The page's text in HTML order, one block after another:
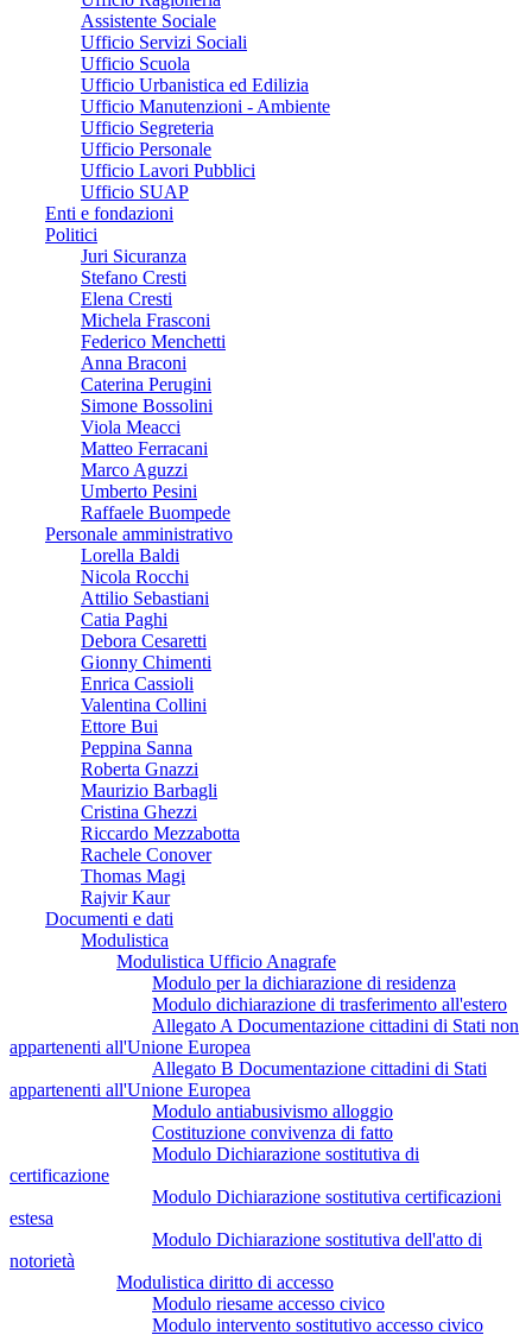
Assistente Sociale
Ufficio Servizi Sociali
Ufficio Scuola
Ufficio Urbanistica ed Edilizia
Ufficio Manutenzioni - Ambiente
Ufficio Segreteria
Ufficio Personale
Ufficio Lavori Pubblici
Ufficio SUAP
Enti e fondazioni
Politici
Juri Sicuranza
Stefano Cresti
Elena Cresti
Michela Frasconi
Federico Menchetti
Anna Braconi
Caterina Perugini
Simone Bossolini
Viola Meacci
Matteo Ferracani
Marco Aguzzi
Umberto Pesini
Raffaele Buompede
Personale amministrativo
Lorella Baldi
Nicola Rocchi
Attilio Sebastiani
Catia Paghi
Debora Cesaretti
Gionny Chimenti
Enrica Cassioli
Valentina Collini
Ettore Bui
Peppina Sanna
Roberta Gnazzi
Maurizio Barbagli
Cristina Ghezzi
Riccardo Mezzabotta
Rachele Conover
Thomas Magi
Rajvir Kaur
Documenti e dati
Modulistica
Modulistica Ufficio Anagrafe
Modulo per la dichiarazione di residenza
Modulo dichiarazione di trasferimento all'estero
Allegato A Documentazione cittadini di Stati non
appartenenti all'Unione Europea
Allegato B Documentazione cittadini di Stati
appartenenti all'Unione Europea
Modulo antiabusivismo alloggio
Costituzione convivenza di fatto
Modulo Dichiarazione sostitutiva di
certificazione
Modulo Dichiarazione sostitutiva certificazioni
estesa
Modulo Dichiarazione sostitutiva dell'atto di
notorietà
Modulistica diritto di accesso
Modulo riesame accesso civico
Modulo intervento sostitutivo accesso civico